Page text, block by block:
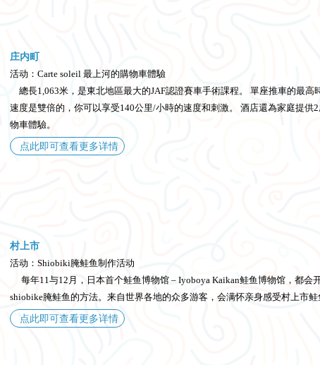
庄内町
活动：Carte soleil 最上河的購物車體驗
總長1,063米，是東北地區最大的JAF認證賽車手術課程。 單座推車的最高
速度是雙倍的，你可以享受140公里/小時的速度和刺激。 酒店還為家庭提供
物車體驗。
点此即可查看更多详情
村上市
活动：Shiobiki腌鲑鱼制作活动
每年11与12月，日本首个鲑鱼博物馆 – Iyoboya Kaikan鲑鱼博物馆，都会
shiobike腌鲑鱼的方法。来自世界各地的众多游客，会满怀亲身感受村上市鲑
点此即可查看更多详情